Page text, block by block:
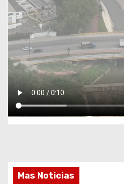
Mas Noticias